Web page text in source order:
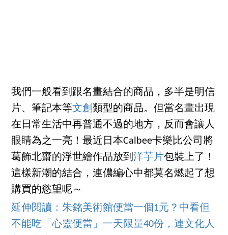
我們一般看到跟名畫結合的商品，多半是明信
片、筆記本等文創類型的商品。但當名畫出現
在日常生活中再普通不過的地方，反而會讓人
眼睛為之一亮！最近日本Calbee卡樂比公司將
葛飾北齋的浮世繪作品放到洋芋片包裝上了！
這樣新潮的結合，連儂編心中都莫名燃起了想
購買的慾望呢～
延伸閱讀：朱銘美術館便當一個1元？中看但
不能吃「心靈便當」一天限量40份，連文化人